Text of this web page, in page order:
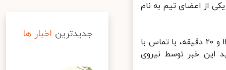
از اعضای تیم به نام
معاون امداد و نجات هلال احمر استان گلستان ادامه داد: این تیم ساعت ۱۱ و ۲۰ دقیقه، با تماس با
خبر توسط نیروی
جدیدترین اخبار ها